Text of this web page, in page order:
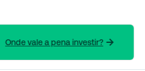
Onde vale a pena investir?